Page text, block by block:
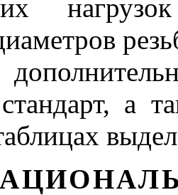
нагрузок
стандарт, а